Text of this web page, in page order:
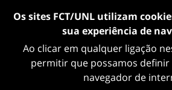
Os sites FCT/UNL utilizam
sua experiência de
Ao clicar em qualquer ligação
permitir que possamos definir
navegador de